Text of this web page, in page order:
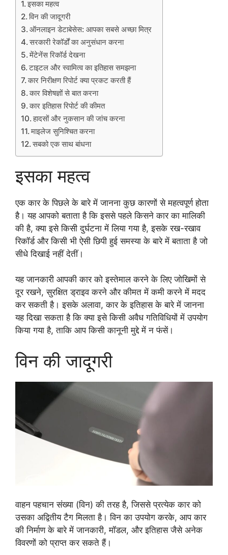
इसका महत्व
विन की जादूगरी
ऑनलाइन डेटाबेसेस: आपका सबसे अच्छा मित्र
सरकारी रेकॉर्डों का अनुसंधान करना
मेंटेनेंस रिकॉर्ड देखना
टाइटल और स्वामित्व का इतिहास समझना
कार निरीक्षण रिपोर्ट क्या प्रकट करती हैं
कार विशेषज्ञों से बात करना
कार इतिहास रिपोर्ट की कीमत
हादसों और नुकसान की जांच करना
माइलेज सुनिश्चित करना
सबको एक साथ बांधना
इसका महत्व
एक कार के पिछले के बारे में जानना कुछ कारणों से महत्वपूर्ण होता
है। यह आपको बताता है कि इससे पहले किसने कार का मालिकी
की है, क्या इसे किसी दुर्घटना में लिया गया है, इसके रख-रखाव
रिकॉर्ड और किसी भी ऐसी छिपी हुई समस्या के बारे में बताता है जो
सीधे दिखाई नहीं देतीं।
यह जानकारी आपकी कार को इस्तेमाल करने के लिए जोखिमों से
दूर रखने, सुरक्षित ड्राइव करने और कीमत में कमी करने में मदद
कर सकती है। इसके अलावा, कार के इतिहास के बारे में जानना
यह दिखा सकता है कि क्या इसे किसी अवैध गतिविधियों में उपयोग
किया गया है, ताकि आप किसी कानूनी मुद्दे में न फंसें।
विन की जादूगरी
वाहन पहचान संख्या (विन) की तरह है, जिससे प्रत्येक कार को
उसका अद्वितीय टैग मिलता है। विन का उपयोग करके, आप कार
की निर्माण के बारे में जानकारी, मॉडल, और इतिहास जैसे अनेक
विवरणों को प्राप्त कर सकते हैं।